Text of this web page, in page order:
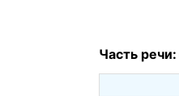
Часть речи: